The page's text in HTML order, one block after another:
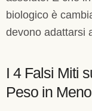
biologico è
devono adattarsi
I 4 Falsi Miti
Peso in